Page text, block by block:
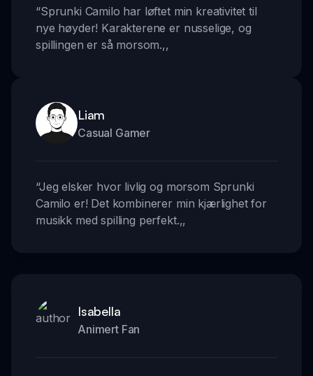
“Sprunki Camilo har løftet min kreativitet til
nye høyder! Karakterene er nusselige, og
spillingen er så morsom.,,
Liam
Casual Gamer
“Jeg elsker hvor livlig og morsom Sprunki
Camilo er! Det kombinerer min kjærlighet for
musikk med spilling perfekt.,,
Isabella
Animert Fan